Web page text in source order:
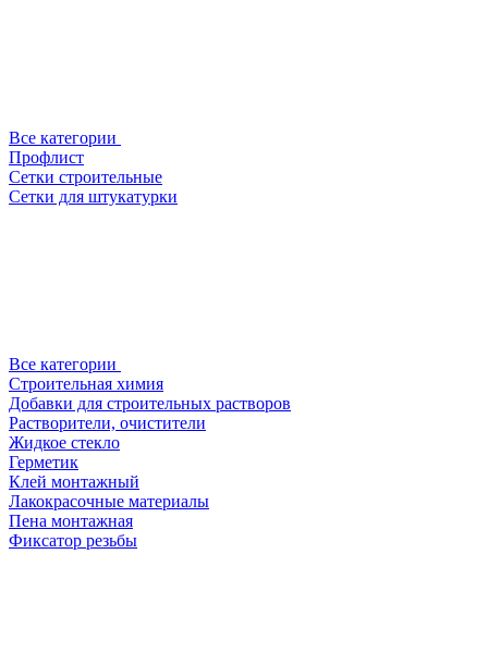
Все категории
Профлист
Сетки строительные
Сетки для штукатурки
Все категории
Строительная химия
Добавки для строительных растворов
Растворители, очистители
Жидкое стекло
Герметик
Клей монтажный
Лакокрасочные материалы
Пена монтажная
Фиксатор резьбы